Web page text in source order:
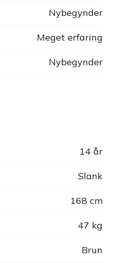
Nybegynder
Meget erfaring
Nybegynder
14 år
Slank
168 cm
47 kg
Brun